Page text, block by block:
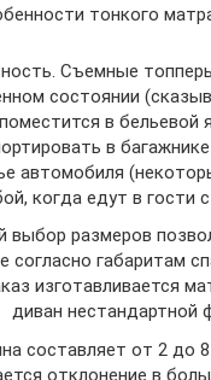
тонкого
Съемные
состоянии
в бельевой
в
автомобиля
когда едут в гости
выбор размеров
согласно габаритам
изготавливается
диван нестандартной
составляет от 2 до 8
отклонение в